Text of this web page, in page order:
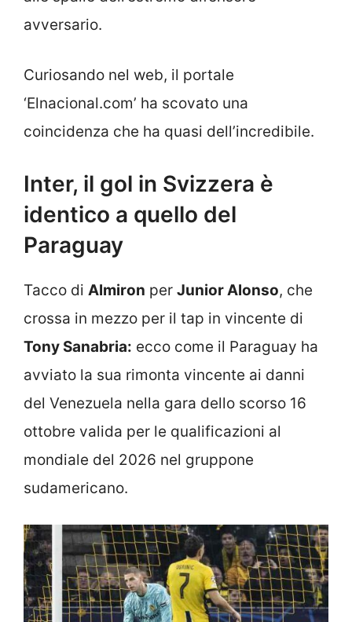
avversario.
Curiosando nel web, il portale
‘Elnacional.com’ ha scovato una
coincidenza che ha quasi dell’incredibile.
Inter, il gol in Svizzera è
identico a quello del
Paraguay
Tacco di Almiron per Junior Alonso, che
crossa in mezzo per il tap in vincente di
Tony Sanabria: ecco come il Paraguay ha
avviato la sua rimonta vincente ai danni
del Venezuela nella gara dello scorso 16
ottobre valida per le qualificazioni al
mondiale del 2026 nel gruppone
sudamericano.